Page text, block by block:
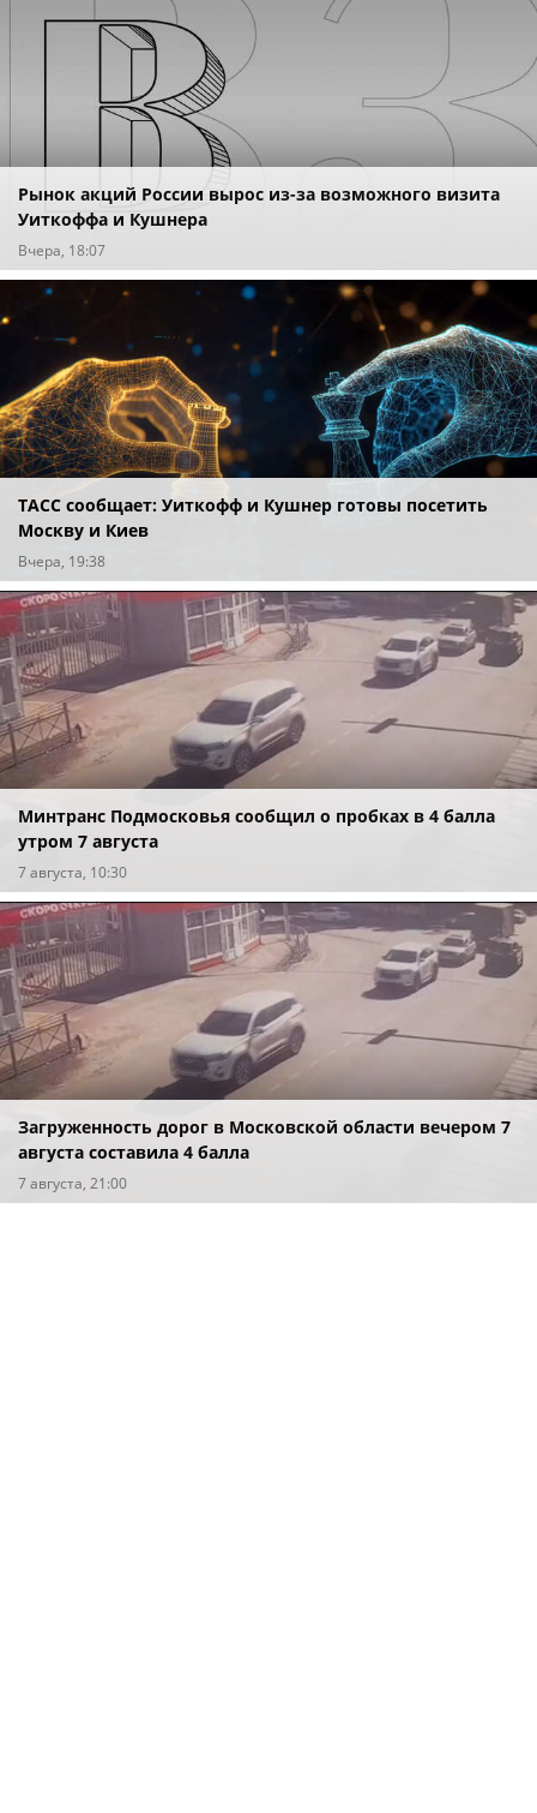
Рынок акций России вырос из-за возможного визита
Уиткоффа и Кушнера
Вчера, 18:07
ТАСС сообщает: Уиткофф и Кушнер готовы посетить
Москву и Киев
Вчера, 19:38
Минтранс Подмосковья сообщил о пробках в 4 балла
утром 7 августа
7 августа, 10:30
Загруженность дорог в Московской области вечером 7
августа составила 4 балла
7 августа, 21:00